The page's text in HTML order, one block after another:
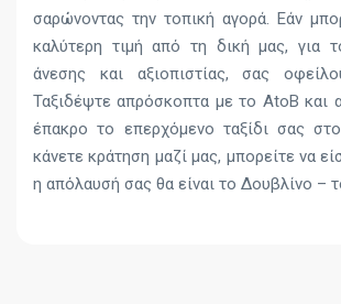
σαρώνοντας την τοπική αγορά. Εάν
καλύτερη τιμή από τη δική μας, για
άνεσης και αξιοπιστίας, σας
Ταξιδέψτε απρόσκοπτα με το AtoB και
έπακρο το επερχόμενο ταξίδι σας
κάνετε κράτηση μαζί μας, μπορείτε να
η απόλαυσή σας θα είναι το Δουβλίνο –